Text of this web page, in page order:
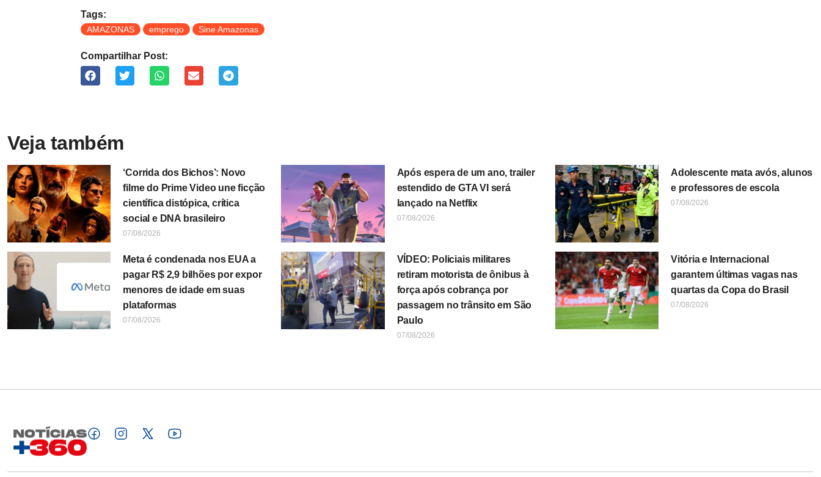
Tags:
AMAZONAS emprego Sine Amazonas
Compartilhar Post:
Veja também
‘Corrida dos Bichos’: Novo
filme do Prime Video une ficção
científica distópica, crítica
social e DNA brasileiro
07/08/2026
Após espera de um ano, trailer
estendido de GTA VI será
lançado na Netflix
07/08/2026
Adolescente mata avós, alunos
e professores de escola
07/08/2026
Meta é condenada nos EUA a
pagar R$ 2,9 bilhões por expor
menores de idade em suas
plataformas
07/08/2026
VÍDEO: Policiais militares
retiram motorista de ônibus à
força após cobrança por
passagem no trânsito em São
Paulo
07/08/2026
Vitória e Internacional
garantem últimas vagas nas
quartas da Copa do Brasil
07/08/2026